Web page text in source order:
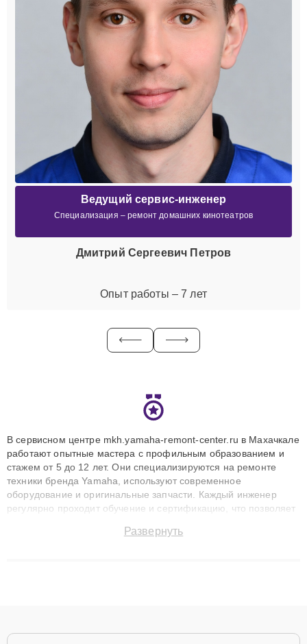
Ведущий сервис-инженер
Специализация – ремонт домашних кинотеатров
Дмитрий Сергеевич Петров
Опыт работы – 7 лет
В сервисном центре mkh.yamaha-remont-center.ru в Махачкале
работают опытные мастера с профильным образованием и
стажем от 5 до 12 лет. Они специализируются на ремонте
техники бренда Yamaha, используют современное
оборудование и оригинальные запчасти. Каждый инженер
регулярно проходит обучение и сертификацию, что позволяет
технику с сохранением гарантии до 3 лет. Наши мастера
Развернуть